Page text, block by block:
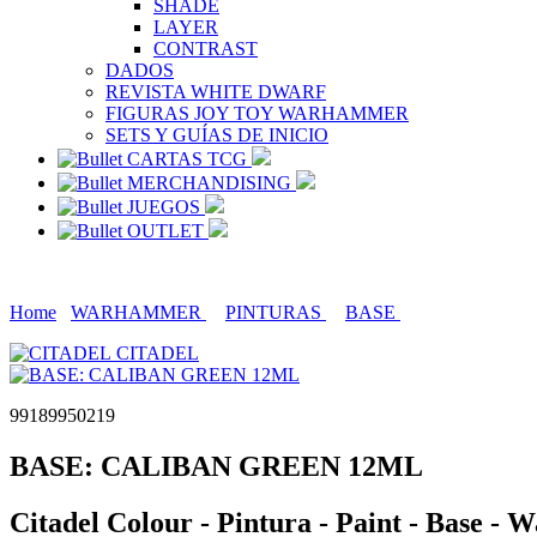
SHADE
LAYER
CONTRAST
DADOS
REVISTA WHITE DWARF
FIGURAS JOY TOY WARHAMMER
SETS Y GUÍAS DE INICIO
CARTAS TCG
MERCHANDISING
JUEGOS
OUTLET
Home WARHAMMER PINTURAS
BASE
CITADEL
99189950219
BASE: CALIBAN GREEN 12ML
Citadel Colour - Pintura - Paint - Base -